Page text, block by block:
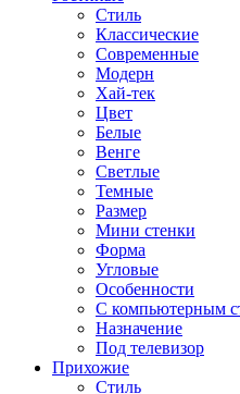
Стиль
Классические
Современные
Модерн
Хай-тек
Цвет
Белые
Венге
Светлые
Темные
Размер
Мини стенки
Форма
Угловые
Особенности
С компьютерным
Назначение
Под телевизор
Прихожие
Стиль